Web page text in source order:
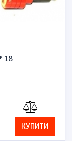
st1300"
КУПИТИ